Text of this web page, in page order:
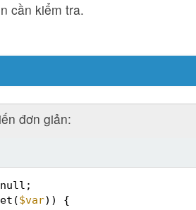
cần kiểm tra.
đơn giản:
$var)) {